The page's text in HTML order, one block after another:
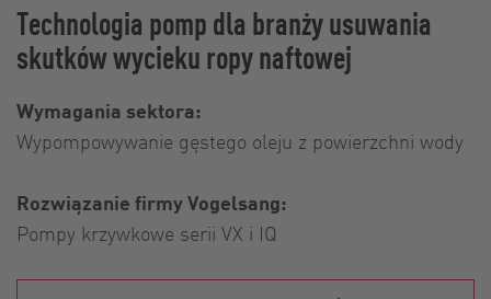
Technologia pomp dla branży usuwania
skutków wycieku ropy naftowej
Wymagania sektora:
Wypompowywanie gęstego oleju z powierzchni wody
Rozwiązanie firmy Vogelsang:
Pompy krzywkowe serii VX i IQ